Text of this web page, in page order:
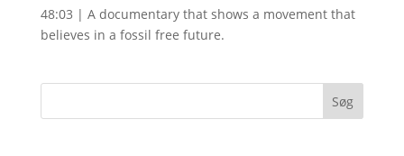
48:03 | A documentary that shows a movement that
believes in a fossil free future.